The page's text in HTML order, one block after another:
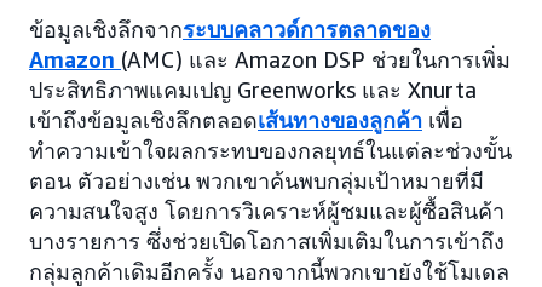
ข้อมูลเชิงลึกจากระบบคลาวด์การตลาดของ
Amazon (AMC) และ Amazon DSP ช่วยในการเพิ่ม
ประสิทธิภาพแคมเปญ Greenworks และ Xnurta
เข้าถึงข้อมูลเชิงลึกตลอดเส้นทางของลูกค้า เพื่อ
ทำความเข้าใจผลกระทบของกลยุทธ์ในแต่ละช่วงขั้น
ตอน ตัวอย่างเช่น พวกเขาค้นพบกลุ่มเป้าหมายที่มี
ความสนใจสูง โดยการวิเคราะห์ผู้ชมและผู้ซื้อสินค้า
บางรายการ ซึ่งช่วยเปิดโอกาสเพิ่มเติมในการเข้าถึง
กลุ่มลูกค้าเดิมอีกครั้ง นอกจากนี้พวกเขายังใช้โมเดล